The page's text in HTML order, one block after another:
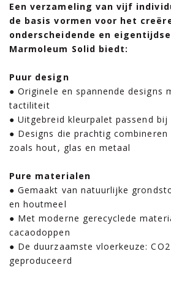
Een verzameling van vijf
de basis vormen voor het
onderscheidende en
Marmoleum Solid biedt:
Puur design
● Originele en spannende designs
tactiliteit
● Uitgebreid kleurpalet passend
● Designs die prachtig
zoals hout, glas en metaal
Pure materialen
● Gemaakt van natuurlijke
en houtmeel
● Met moderne gerecyclede
cacaodoppen
● De duurzaamste vloerkeuze:
geproduceerd